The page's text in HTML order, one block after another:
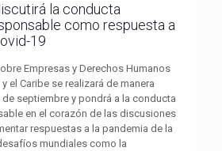
la conducta
como respuesta a
19
Empresas y Derechos Humanos
el Caribe se realizará de manera
de septiembre y pondrá a la conducta
en el corazón de las discusiones
respuestas a la pandemia de la
mundiales como la